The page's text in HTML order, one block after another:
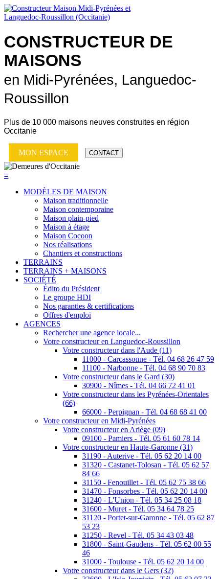
CONSTRUCTEUR DE
MAISONS
en Midi-Pyrénées, Languedoc-
Roussillon
Plus de 10 000 maisons neuves construites en région
Occitanie
MON ESPACE CONTACT
≡
MODÈLES DE MAISON
Maison traditionnelle
Maison contemporaine
Maison plain-pied
Maison à étage
Maison Cocoon
Nos réalisations
Chantiers et constructions
TERRAINS
TERRAINS + MAISONS
SOCIÉTÉ
Édito du Président
Le groupe HDI
Nos garanties & certifications
Offres d'emploi
AGENCES
Rechercher une agence locale...
Votre constructeur en Languedoc-Roussillon
Votre constructeur dans l'Aude (11)
11000 - Carcassonne - Tél. 04 68 26 47 59
11100 - Narbonne - Tél. 04 68 90 70 83
Votre constructeur dans le Gard (30)
30900 - Nîmes - Tél. 04 66 72 41 01
Votre constructeur dans les Pyrénées-Orientales
(66)
66000 - Perpignan - Tél. 04 68 68 41 00
Votre constructeur en Midi-Pyrénées
Votre constructeur en Ariège (09)
09100 - Pamiers - Tél. 05 61 60 78 14
Votre constructeur en Haute-Garonne (31)
31190 - Auterive - Tél. 05 62 20 14 00
31320 - Castanet-Tolosan - Tél. 05 62 57
84 66
31150 - Fenouillet - Tél. 05 62 75 38 66
31470 - Fonsorbes - Tél. 05 62 20 14 00
31240 - L'Union - Tél. 05 34 25 08 18
31600 - Muret - Tél. 05 34 64 78 25
31120 - Portet-sur-Garonne - Tél. 05 62 87
53 23
31250 - Revel - Tél. 05 34 43 03 48
31800 - Saint-Gaudens - Tél. 05 62 00 55
46
31000 - Toulouse - Tél. 05 62 20 14 00
Votre constructeur dans le Gers (32)